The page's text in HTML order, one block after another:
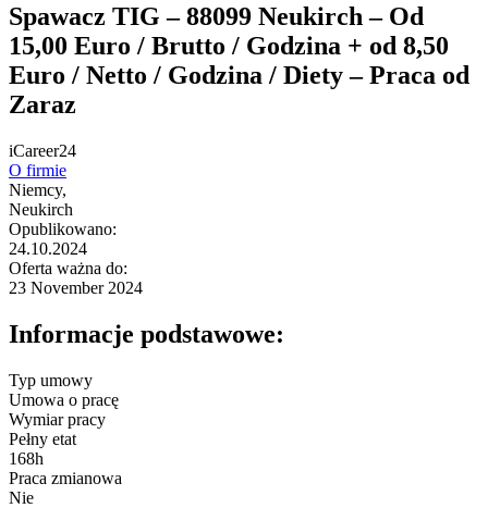
Spawacz TIG – 88099 Neukirch – Od
15,00 Euro / Brutto / Godzina + od 8,50
Euro / Netto / Godzina / Diety – Praca od
Zaraz
iCareer24
O firmie
Niemcy,
Neukirch
Opublikowano:
24.10.2024
Oferta ważna do:
23 November 2024
Informacje podstawowe:
Typ umowy
Umowa o pracę
Wymiar pracy
Pełny etat
168h
Praca zmianowa
Nie